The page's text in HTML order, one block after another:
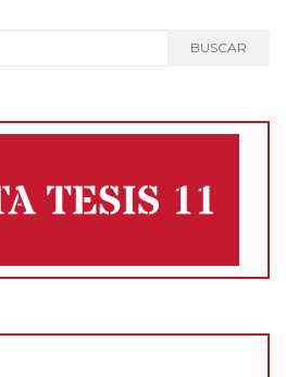
BUSCAR